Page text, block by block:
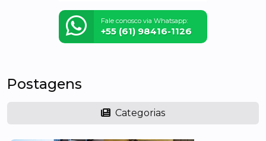
Fale conosco via Whatsapp:
+55 (61) 98416-1126
Postagens
Categorias